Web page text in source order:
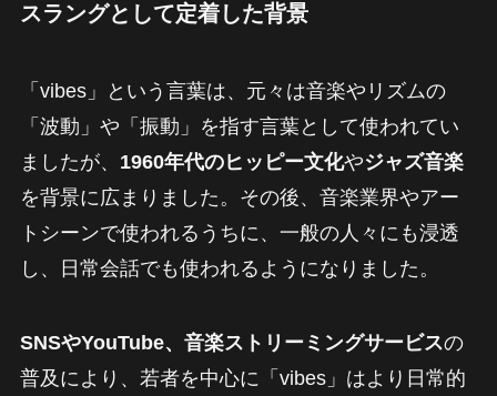
スラングとして定着した背景
「vibes」という言葉は、元々は音楽やリズムの
「波動」や「振動」を指す言葉として使われてい
ましたが、 1960年代のヒッピー文化やジャズ音楽
を背景に広まりました。その後、音楽業界やアー
トシーンで使われるうちに、一般の人々にも浸透
し、日常会話でも使われるようになりました。
SNSやYouTube、音楽ストリーミングサービスの
普及により、若者を中心に「vibes」はより日常的